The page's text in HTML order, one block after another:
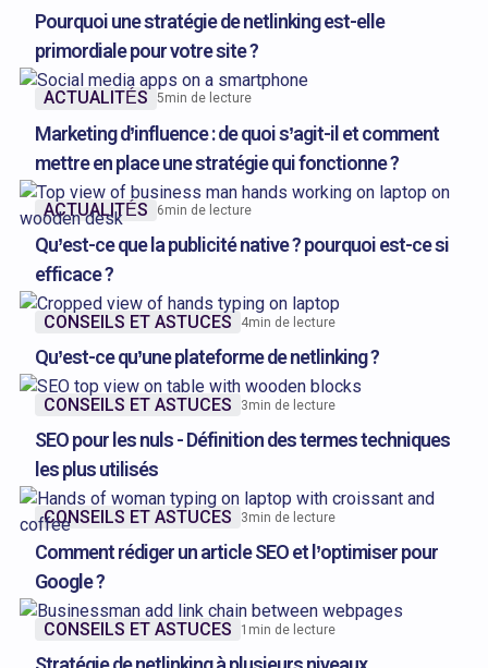
Pourquoi une stratégie de netlinking est-elle
primordiale pour votre site ?
ACTUALITÉS 5min de lecture
Marketing d’influence : de quoi s’agit-il et comment
mettre en place une stratégie qui fonctionne ?
ACTUALITÉS 6min de lecture
Qu’est-ce que la publicité native ? pourquoi est-ce si
efficace ?
CONSEILS ET ASTUCES 4min de lecture
Qu’est-ce qu’une plateforme de netlinking ?
CONSEILS ET ASTUCES 3min de lecture
SEO pour les nuls - Définition des termes techniques
les plus utilisés
CONSEILS ET ASTUCES 3min de lecture
Comment rédiger un article SEO et l’optimiser pour
Google ?
CONSEILS ET ASTUCES 1 min de lecture